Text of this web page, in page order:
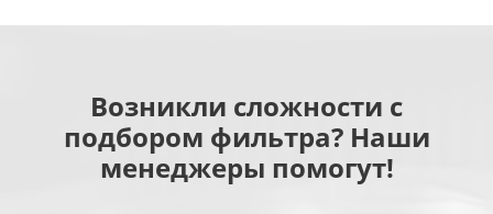
Возникли сложности с
подбором фильтра? Наши
менеджеры помогут!